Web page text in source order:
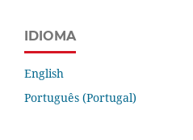
IDIOMA
English
Português (Portugal)